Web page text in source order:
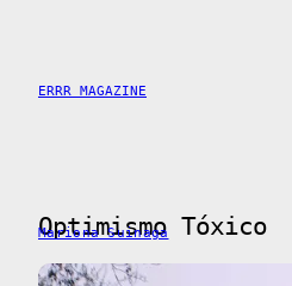
content
ERRR MAGAZINE
Optimismo Tóxico
Mariona Suinaga